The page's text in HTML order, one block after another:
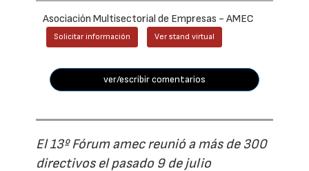
Asociación Multisectorial de Empresas - AMEC
Solicitar información Ver stand virtual
ver/escribir comentarios
El 13º Fórum amec reunió a más de 300
directivos el pasado 9 de julio